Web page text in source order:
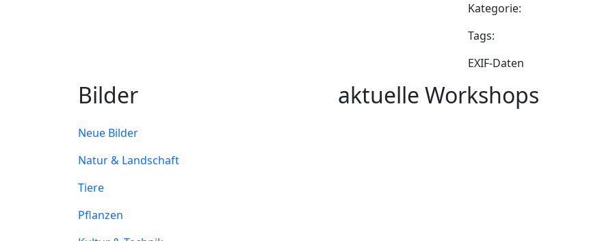
Kategorie:
Tags:
EXIF-Daten
Bilder
Neue Bilder
Natur & Landschaft
Tiere
Pflanzen
aktuelle Workshops